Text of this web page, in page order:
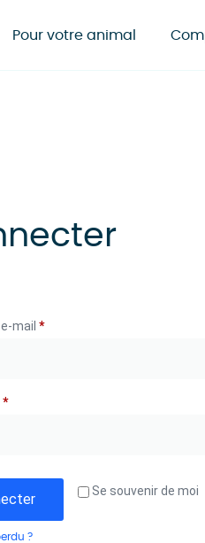
Pour votre animal
mail *
*
Se souvenir de moi
?